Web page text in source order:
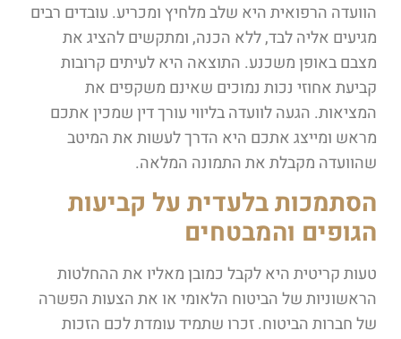
הוועדה הרפואית היא שלב מלחיץ ומכריע. עובדים רבים
מגיעים אליה לבד, ללא הכנה, ומתקשים להציג את
מצבם באופן משכנע. התוצאה היא לעיתים קרובות
קביעת אחוזי נכות נמוכים שאינם משקפים את
המציאות. הגעה לוועדה בליווי עורך דין שמכין אתכם
מראש ומייצג אתכם היא הדרך לעשות את המיטב
שהוועדה מקבלת את התמונה המלאה.
הסתמכות בלעדית על קביעות
הגופים והמבטחים
טעות קריטית היא לקבל כמובן מאליו את ההחלטות
הראשוניות של הביטוח הלאומי או את הצעות הפשרה
של חברות הביטוח. זכרו שתמיד עומדת לכם הזכות